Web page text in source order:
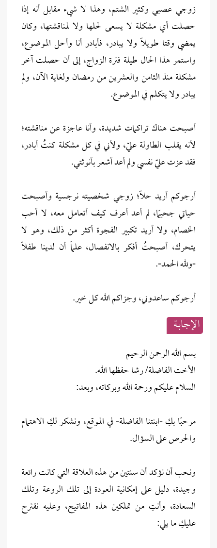
زوجي عصبي وكثير الشتم، وهذا لا شيء مقابل أنه إذا
حصلت أي مشكلة لا يسعى لحلها ولا لمناقشتها، وكان
يمضي وقتا طويلًا ولا يبادر، فأبادر أنا وأحل الموضوع،
واستمر هذا الحال طيلة فترة الزواج، إلى أن حصلت آخر
مشكلة منذ الثامن والعشرين من رمضان ولغاية الآن، ولم
يبادر ولا يتكلم في الموضوع.
أصبحت هناك تراكمات شديدة، وأنا عاجزة عن مناقشته؛
لأنه يقلب الطاولة عليّ، ولأني في كل مشكلة كنتُ أبادر،
فقد عزت عليّ نفسي ولم أعد أشعر بأنوثتي.
أرجوكم أريد حلاً؛ زوجي شخصيته نرجسية وأصبحت
حياتي جحيمًا، لم أعد أعرف كيف أتعامل معه، لا أحب
الخصام، ولا أريد تكبير الفجوة أكثر من ذلك، وهو لا
يتحرك، أصبحتُ أفكر بالانفصال، علماً أن لدينا طفلاً
-ولله الحمد-.
أرجوكم ساعدوني، وجزاكم الله كل خير.
الإجابــة
بسم الله الرحمن الرحيم
الأخت الفاضلة/ رشا حفظها الله.
السلام عليكم ورحمة الله وبركاته، وبعد:
مرحبًا بكِ -ابنتنا الفاضلة- في الموقع، ونشكر لكِ الاهتمام
والحرص على السؤال.
ونحب أن نؤكد أن سنتين من هذه العلاقة التي كانت رائعة
وجيدة، دليل على إمكانية العودة إلى تلك الروعة وتلك
السعادة، وأنتِ من تملكين هذه المفاتيح، وعليه نقترح
عليكِ ما يلي: